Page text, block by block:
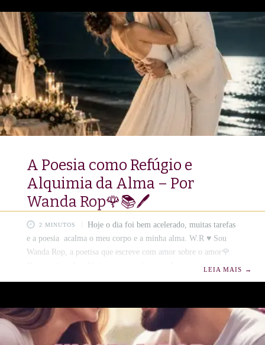
📜🪶 Edição Luxo: colorida e com impressão de alta
qualidade. Luxuoso compêndio de alquimia textual, e a
experiência do desejo é elevada a uma performance de alta
sofisticação. 💋🥰 Wanda Rop, com sua
A Poesia como Refúgio e
Alquimia da Alma – Por
Wanda Rop🌹📚🖊️
2 MINUTOS
Hoje o dia foi bem acelerado, muitas tarefas
e a poesia acalma o meu corpo e a minha alma. W.R ♥️ Sou
Wanda Rop, a poetisa que escreve com amor sobre o amor🌹
Os ponteiros do relógio parecem girar em descompasso com a
compromissos cronometrados e o fluxo infindável de
informações digitais, os versos oferecem o milagre da
desaceleração. Não se trata apenas de
LEIA MAIS →